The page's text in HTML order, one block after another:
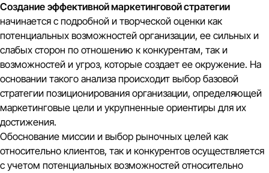
Создание эффективной маркетинговой стратегии
начинается с подробной и творческой оценки как
потенциальных возможностей организации, ее сильных и
слабых сторон по отношению к конкурентам, так и
возможностей и угроз, которые создает ее окружение. На
основании такого анализа происходит выбор базовой
стратегии позиционирования организации, определяющей
маркетинговые цели и укрупненные ориентиры для их
достижения.
Обоснование миссии и выбор рыночных целей как
относительно клиентов, так и конкурентов осуществляется
с учетом потенциальных возможностей относительно